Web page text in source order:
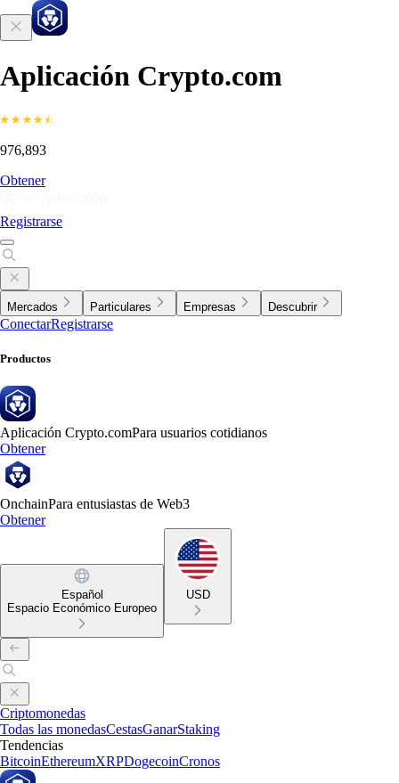
Aplicación Crypto.com
976,893
Obtener
Registrarse
Mercados Particulares Empresas Descubrir
ConectarRegistrarse
Productos
Aplicación Crypto.comPara usuarios cotidianos
Obtener
OnchainPara entusiastas de Web3
Obtener
Español
Espacio Económico Europeo
USD
Criptomonedas
Todas las monedasCestasGanarStaking
Tendencias
BitcoinEthereumXRPDogecoinCronos